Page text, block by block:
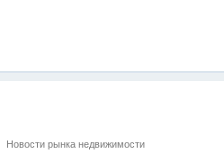
Новости рынка недвижимости